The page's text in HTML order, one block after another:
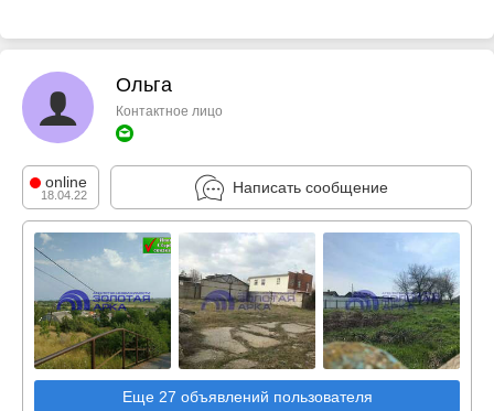
Ольга
Контактное лицо
online
18.04.22 Написать сообщение
Еще 27 объявлений пользователя